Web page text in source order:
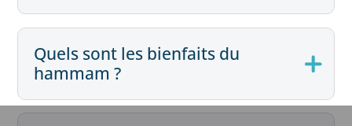
Quels sont les bienfaits du
hammam ?